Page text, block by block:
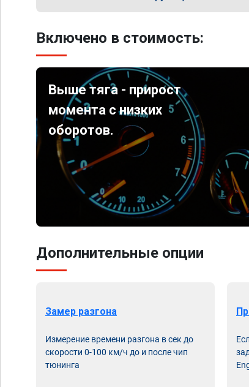
Включено в стоимость:
Выше тяга - прирост
момента с низких
оборотов.
Дополнительные опции
Замер разгона
Измерение времени разгона в сек до
скорости 0-100 км/ч до и после чип
тюнинга